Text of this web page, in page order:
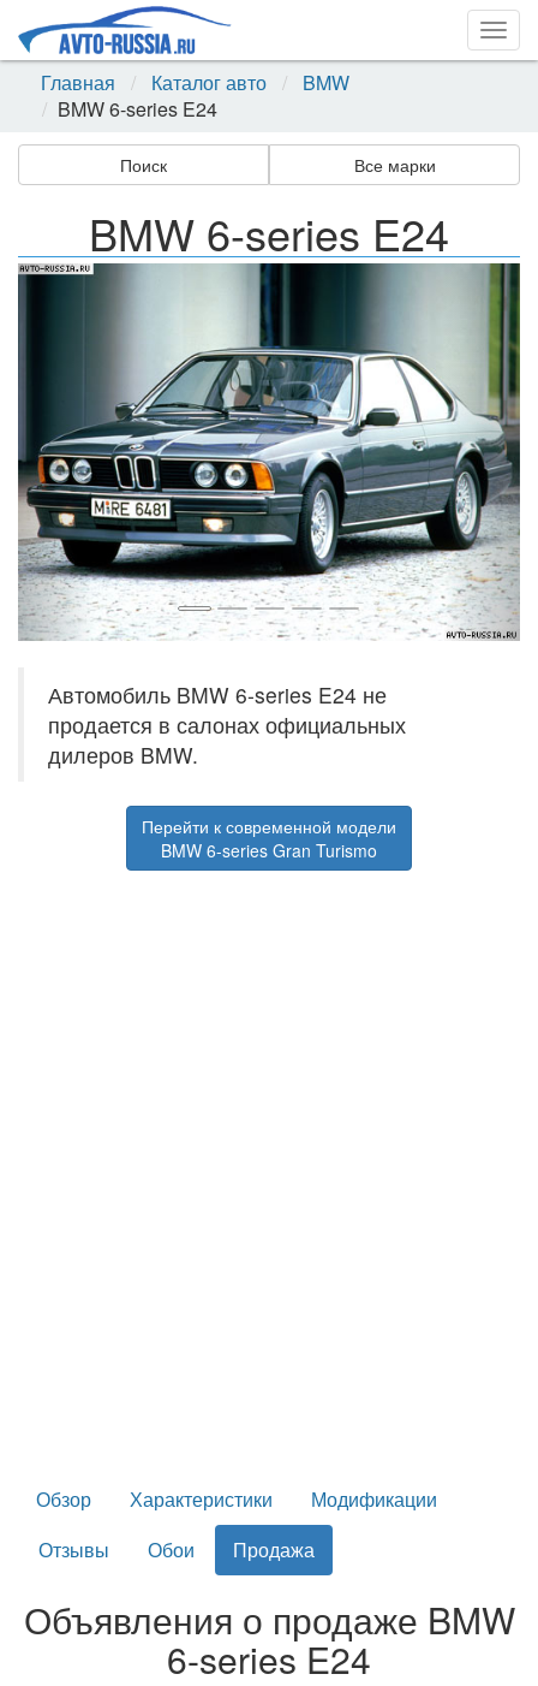
Главная
Каталог авто
BMW
BMW 6-series E24
Поиск Все марки
BMW 6-series E24
Назад
Автомобиль BMW 6-series E24 не
продается в салонах официальных
дилеров BMW.
Перейти к современной модели
BMW 6-series Gran Turismo
Обзор Характеристики
Модификации
Отзывы
Обои Продажа
Объявления о продаже BMW
6-series E24